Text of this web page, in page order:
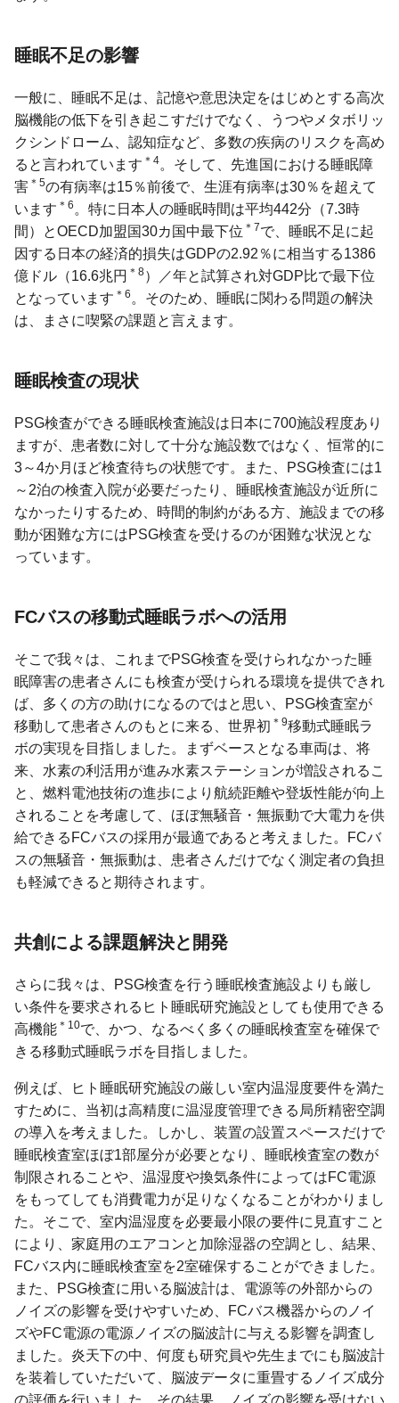
睡眠不足の影響
一般に、睡眠不足は、記憶や意思決定をはじめとする高次
脳機能の低下を引き起こすだけでなく、うつやメタボリッ
クシンドローム、認知症など、多数の疾病のリスクを高め
ると言われています ＊4。そして、先進国における睡眠障
害 ＊5の有病率は15％前後で、生涯有病率は30％を超えて
います ＊6 。特に日本人の睡眠時間は平均442分（7.3時
間）とOECD加盟国30カ国中最下位 ＊7で、睡眠不足に起
因する日本の経済的損失はGDPの2.92％に相当する1386
億ドル（16.6兆円 ＊8）／年と試算され対GDP比で最下位
となっています ＊6 。そのため、睡眠に関わる問題の解決
は、まさに喫緊の課題と言えます。
睡眠検査の現状
PSG検査ができる睡眠検査施設は日本に700施設程度あり
ますが、患者数に対して十分な施設数ではなく、恒常的に
3～4か月ほど検査待ちの状態です。また、PSG検査には1
～2泊の検査入院が必要だったり、睡眠検査施設が近所に
なかったりするため、時間的制約がある方、施設までの移
動が困難な方にはPSG検査を受けるのが困難な状況とな
っています。
FCバスの移動式睡眠ラボへの活用
そこで我々は、これまでPSG検査を受けられなかった睡
眠障害の患者さんにも検査が受けられる環境を提供できれ
ば、多くの方の助けになるのではと思い、PSG検査室が
移動して患者さんのもとに来る、世界初 ＊9移動式睡眠ラ
ボの実現を目指しました。まずベースとなる車両は、将
来、水素の利活用が進み水素ステーションが増設されるこ
と、燃料電池技術の進歩により航続距離や登坂性能が向上
されることを考慮して、ほぼ無騒音・無振動で大電力を供
給できるFCバスの採用が最適であると考えました。FCバ
スの無騒音・無振動は、患者さんだけでなく測定者の負担
も軽減できると期待されます。
共創による課題解決と開発
さらに我々は、PSG検査を行う睡眠検査施設よりも厳し
い条件を要求されるヒト睡眠研究施設としても使用できる
高機能 ＊10で、かつ、なるべく多くの睡眠検査室を確保で
きる移動式睡眠ラボを目指しました。
例えば、ヒト睡眠研究施設の厳しい室内温湿度要件を満た
すために、当初は高精度に温湿度管理できる局所精密空調
の導入を考えました。しかし、装置の設置スペースだけで
睡眠検査室ほぼ1部屋分が必要となり、睡眠検査室の数が
制限されることや、温湿度や換気条件によってはFC電源
をもってしても消費電力が足りなくなることがわかりまし
た。そこで、室内温湿度を必要最小限の要件に見直すこと
により、家庭用のエアコンと加除湿器の空調とし、結果、
FCバス内に睡眠検査室を2室確保することができました。
また、PSG検査に用いる脳波計は、電源等の外部からの
ノイズの影響を受けやすいため、FCバス機器からのノイ
ズやFC電源の電源ノイズの脳波計に与える影響を調査し
ました。炎天下の中、何度も研究員や先生までにも脳波計
を装着していただいて、脳波データに重畳するノイズ成分
の評価を行いました。その結果、ノイズの影響を受けない